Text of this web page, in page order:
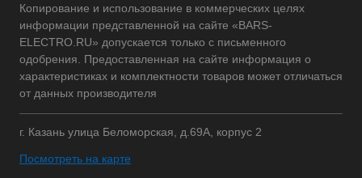
Копирование и использование в коммерческих целях
информации представленной на сайте «BARS-
ELECTRO.RU» допускается только с письменного
одобрения. Предоставленная на сайте информация о
характеристиках и комплектности товаров может отличаться
от данных производителя
г. Казань улица Беломорская, д.69А, корпус 2
Посмотреть на карте